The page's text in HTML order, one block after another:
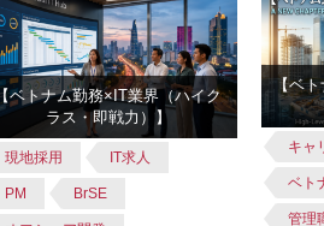
ベトナム勤務×IT業界（ハイク
ラス・即戦力）】
現地採用 IT求人
PM BrSE
【ベ
キャ
ベト
管理